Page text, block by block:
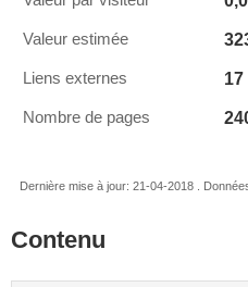
Valeur estimée
Liens externes 17
Nombre de pages
Dernière mise à jour: 21-04-2018 .
Contenu